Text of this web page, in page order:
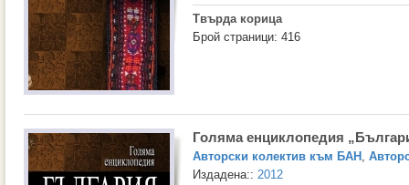
Твърда корица
Брой страници: 416
Голяма енциклопедия
Авторски колектив към БАН ,
Издадена:: 2012